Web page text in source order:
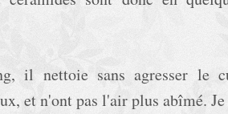
il nettoie sans agresser le
et n'ont pas l'air plus abîmé. Je